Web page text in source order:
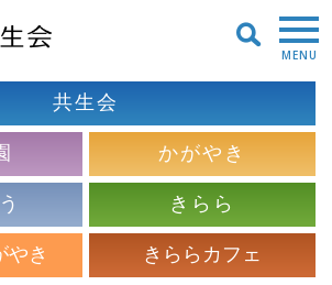
MENU
共生会
かがやき
きらら
やき
きららカフェ